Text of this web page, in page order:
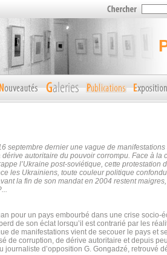
septembre dernier une vague de
autoritaire du pouvoir corrompu. Face à la
l’Ukraine post-soviétique, cette protestation
les Ukrainiens, toute couleur politique
la fin de son mandat en 2004 restent
pour un pays embourbé dans une crise socio-
de son éclat lorsqu’il est contrarié par les
de manifestations vient de secouer le pays et
de corruption, de dérive autoritaire et depuis
journaliste d’opposition G. Gongadzé, retrouvé